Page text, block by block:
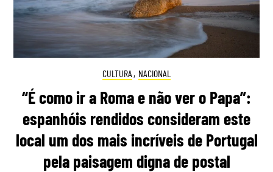
CULTURA , NACIONAL
“É como ir a Roma e não ver o Papa”:
espanhóis rendidos consideram este
local um dos mais incríveis de Portugal
pela paisagem digna de postal